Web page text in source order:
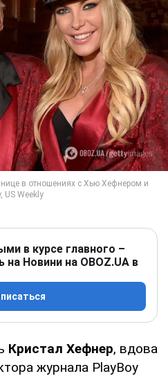
в курсе главного –
на Новини на OBOZ.UA в
Кристал Хефнер, вдова
журнала PlayBoy